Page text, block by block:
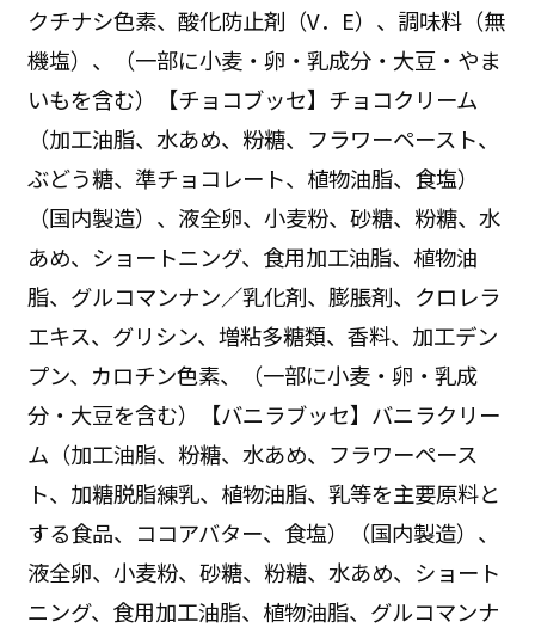
クチナシ色素、酸化防止剤（V．E）、調味料（無
機塩）、（一部に小麦・卵・乳成分・大豆・やま
いもを含む）【チョコブッセ】チョコクリーム
（加工油脂、水あめ、粉糖、フラワーペースト、
ぶどう糖、準チョコレート、植物油脂、食塩）
（国内製造）、液全卵、小麦粉、砂糖、粉糖、水
あめ、ショートニング、食用加工油脂、植物油
脂、グルコマンナン／乳化剤、膨脹剤、クロレラ
エキス、グリシン、増粘多糖類、香料、加工デン
プン、カロチン色素、（一部に小麦・卵・乳成
分・大豆を含む）【バニラブッセ】バニラクリー
ム（加工油脂、粉糖、水あめ、フラワーペース
ト、加糖脱脂練乳、植物油脂、乳等を主要原料と
する食品、ココアバター、食塩）（国内製造）、
液全卵、小麦粉、砂糖、粉糖、水あめ、ショート
ニング、食用加工油脂、植物油脂、グルコマンナ